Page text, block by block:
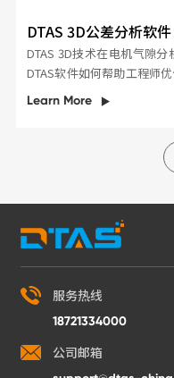
DTAS 3D公差分析软
术解析
DTAS 3D技术在电机气隙
DTAS软件如何帮助工程师
解DTAS软件在电机气隙公差
Learn More
服务热线
18721334000
公司邮箱